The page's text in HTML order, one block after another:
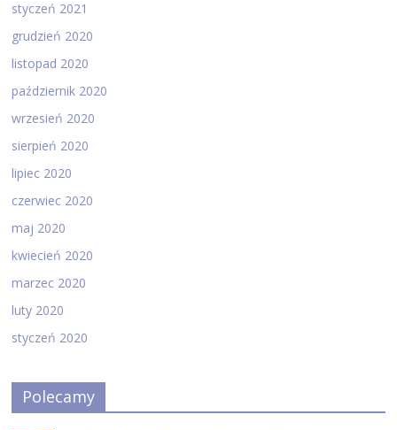
styczeń 2021
grudzień 2020
listopad 2020
październik 2020
wrzesień 2020
sierpień 2020
lipiec 2020
czerwiec 2020
maj 2020
kwiecień 2020
marzec 2020
luty 2020
styczeń 2020
Polecamy